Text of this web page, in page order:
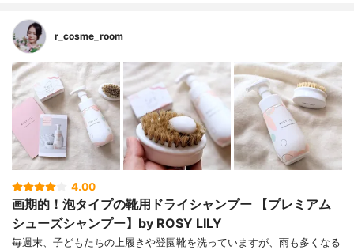
r_cosme_room
4.00
画期的！泡タイプの靴用ドライシャンプー 【プレミアム
シューズシャンプー】by ROSY LILY
毎週末、子どもたちの上履きや登園靴を洗っていますが、雨も多くなる